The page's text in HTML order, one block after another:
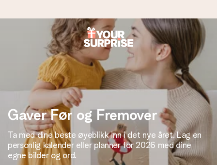
Bestill i dag, sendes innen 1 virkedag
Vi lager dine gaver med omtanke og sender den avgårde så
raskt som mulig - slik at du kan gi gaven i tide, når den betyr
aller mest.
4,5 (basert på +15 000 anmeldelser)
Gavene våre inspirerer. Kundene gir oss 4,5 på Google
Reviews.
Gaver Før og Fremover
Ta med dine beste øyeblikk inn i det nye året. Lag en
personlig kalender eller planner for 2026 med dine
egne bilder og ord.